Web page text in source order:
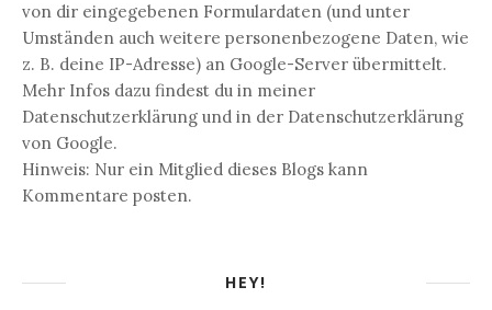
von dir eingegebenen Formulardaten (und unter
Umständen auch weitere personenbezogene Daten, wie
z. B. deine IP-Adresse) an Google-Server übermittelt.
Mehr Infos dazu findest du in meiner
Datenschutzerklärung und in der Datenschutzerklärung
von Google.
Hinweis: Nur ein Mitglied dieses Blogs kann
Kommentare posten.
HEY!